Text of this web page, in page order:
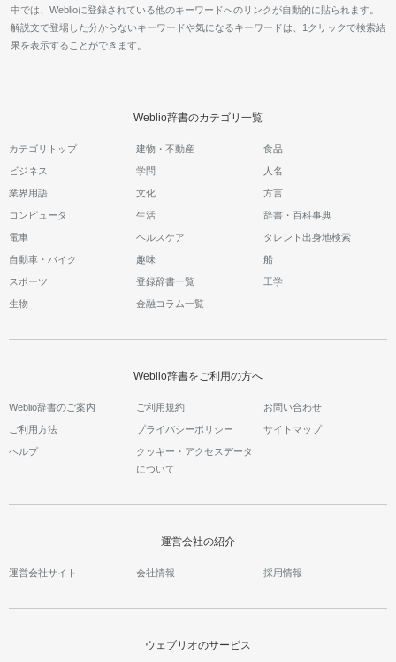
中では、Weblioに登録されている他のキーワードへのリンクが自動的に貼られます。
解説文で登場した分からないキーワードや気になるキーワードは、1クリックで検索結
果を表示することができます。
Weblio辞書のカテゴリ一覧
カテゴリトップ 建物・不動産 食品
ビジネス 学問 人名
業界用語 文化 方言
コンピュータ 生活 辞書・百科事典
電車 ヘルスケア タレント出身地検索
自動車・バイク 趣味 船
スポーツ 登録辞書一覧 工学
生物 金融コラム一覧
Weblio辞書をご利用の方へ
Weblio辞書のご案内 ご利用規約 お問い合わせ
ご利用方法 プライバシーポリシー サイトマップ
ヘルプ
クッキー・アクセスデータ
について
運営会社の紹介
運営会社サイト 会社情報 採用情報
ウェブリオのサービス